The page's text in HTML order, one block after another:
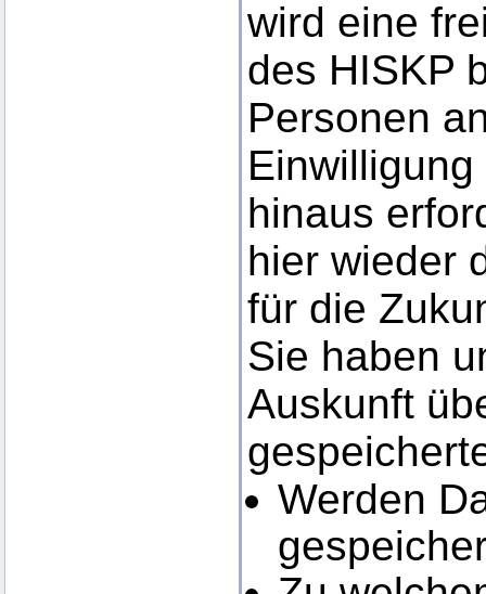
wird eine
des HISKP
Personen
hinaus
hier wieder
für die
Sie haben
Auskunft
Werden